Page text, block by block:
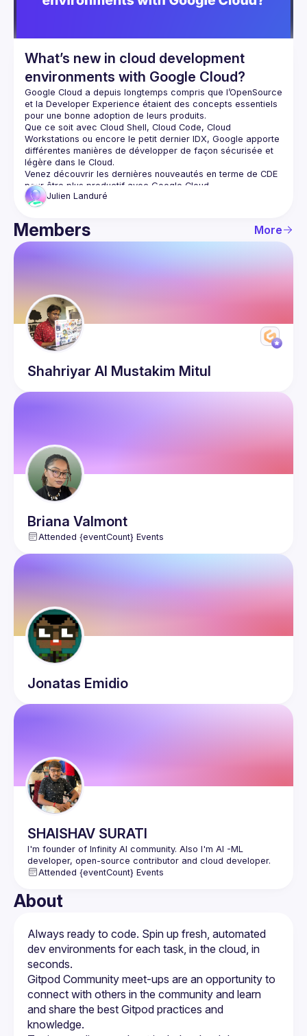
What’s new in cloud development
environments with Google Cloud?
Google Cloud a depuis longtemps compris que l’OpenSource
et la Developer Experience étaient des concepts essentiels
pour une bonne adoption de leurs produits.
Que ce soit avec Cloud Shell, Cloud Code, Cloud
Workstations ou encore le petit dernier IDX, Google apporte
différentes manières de développer de façon sécurisée et
légère dans le Cloud.
Venez découvrir les dernières nouveautés en terme de CDE
pour être plus productif avec Google Cloud.
Julien Landuré
Members More
Shahriyar Al Mustakim Mitul
Briana Valmont
Attended {eventCount} Events
Jonatas Emidio
SHAISHAV SURATI
I'm founder of Infinity AI community. Also I'm AI -ML
Attended {eventCount} Events
About
Always ready to code. Spin up fresh, automated
dev environments for each task, in the cloud, in
Gitpod Community meet-ups are an opportunity to
connect with others in the community and learn
and share the best Gitpod practices and